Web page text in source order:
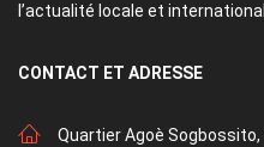
l’actualité locale et
CONTACT ET ADRESSE
Quartier Agoè Sogbossito,